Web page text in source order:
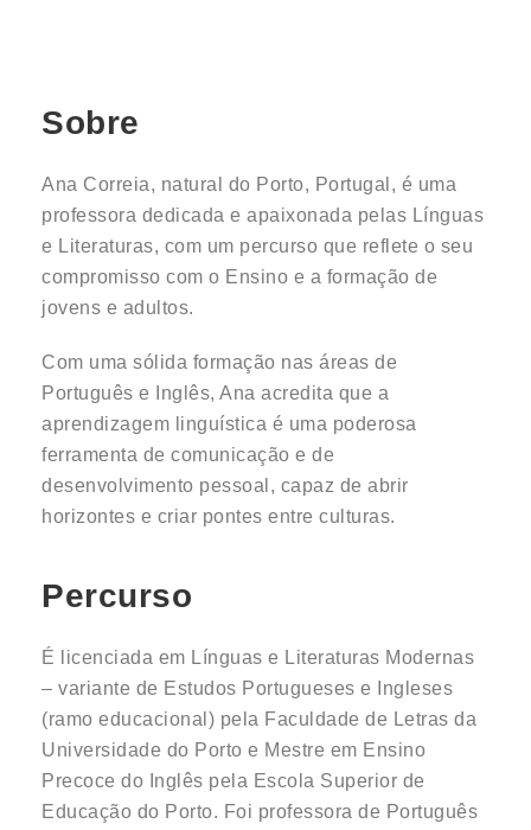
Sobre
Ana Correia, natural do Porto, Portugal, é uma
professora dedicada e apaixonada pelas Línguas
e Literaturas, com um percurso que reflete o seu
compromisso com o Ensino e a formação de
jovens e adultos.
Com uma sólida formação nas áreas de
Português e Inglês, Ana acredita que a
aprendizagem linguística é uma poderosa
ferramenta de comunicação e de
desenvolvimento pessoal, capaz de abrir
horizontes e criar pontes entre culturas.
Percurso
É licenciada em Línguas e Literaturas Modernas
– variante de Estudos Portugueses e Ingleses
(ramo educacional) pela Faculdade de Letras da
Universidade do Porto e Mestre em Ensino
Precoce do Inglês pela Escola Superior de
Educação do Porto. Foi professora de Português